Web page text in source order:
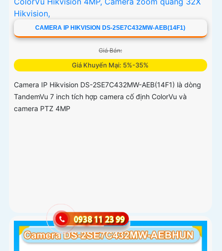
CAMERA IP HIKVISION DS-2SE7C432MW-AEB(14F1)
Giá Bán:
Giá Khuyến Mại: 5%-35%
Camera IP Hikvision DS-2SE7C432MW-AEB(14F1) là dòng
TandemVu 7 inch tích hợp camera cố định ColorVu và
camera PTZ 4MP